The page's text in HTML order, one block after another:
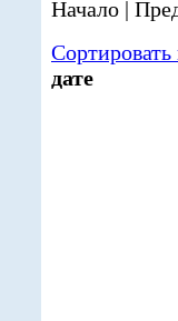
Начало |
дате